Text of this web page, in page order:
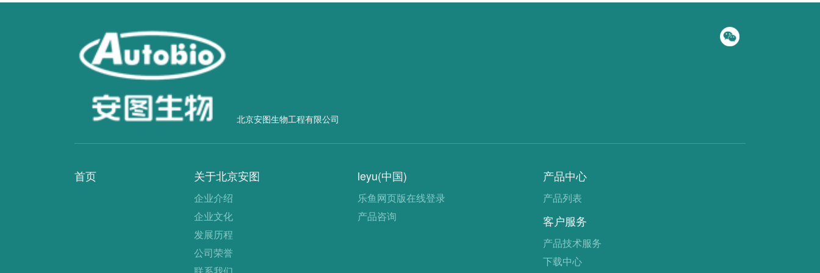
北京安图生物工程有限公司
首页 关于北京安图
企业介绍
企业文化
发展历程
公司荣誉
leyu(中国)
乐鱼网页版在线登录
产品咨询
产品中心
产品列表
客户服务
产品技术服务
下载中心